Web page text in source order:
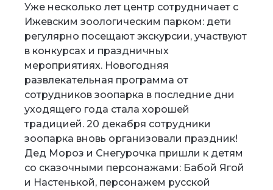
Уже несколько лет центр сотрудничает с
Ижевским зоологическим парком: дети
регулярно посещают экскурсии, участвуют
в конкурсах и праздничных
мероприятиях. Новогодняя
развлекательная программа от
сотрудников зоопарка в последние дни
уходящего года стала хорошей
традицией. 20 декабря сотрудники
зоопарка вновь организовали праздник!
Дед Мороз и Снегурочка пришли к детям
со сказочными персонажами: Бабой Ягой
и Настенькой, персонажем русской